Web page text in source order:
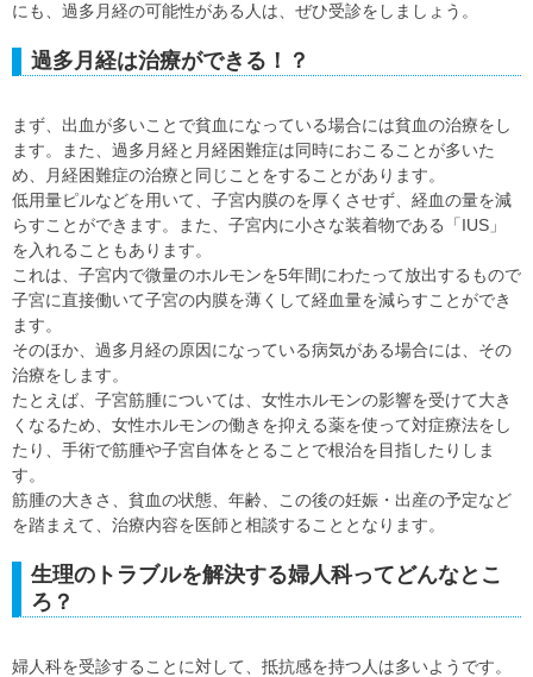
にも、過多月経の可能性がある人は、ぜひ受診をしましょう。
過多月経は治療ができる！？
まず、出血が多いことで貧血になっている場合には貧血の治療をし
ます。また、過多月経と月経困難症は同時におこることが多いた
め、月経困難症の治療と同じことをすることがあります。
低用量ピルなどを用いて、子宮内膜のを厚くさせず、経血の量を減
らすことができます。また、子宮内に小さな装着物である「IUS」
を入れることもあります。
これは、子宮内で微量のホルモンを5年間にわたって放出するもので
子宮に直接働いて子宮の内膜を薄くして経血量を減らすことができ
ます。
そのほか、過多月経の原因になっている病気がある場合には、その
治療をします。
たとえば、子宮筋腫については、女性ホルモンの影響を受けて大き
くなるため、女性ホルモンの働きを抑える薬を使って対症療法をし
たり、手術で筋腫や子宮自体をとることで根治を目指したりしま
す。
筋腫の大きさ、貧血の状態、年齢、この後の妊娠・出産の予定など
を踏まえて、治療内容を医師と相談することとなります。
生理のトラブルを解決する婦人科ってどんなとこ
ろ？
婦人科を受診することに対して、抵抗感を持つ人は多いようです。